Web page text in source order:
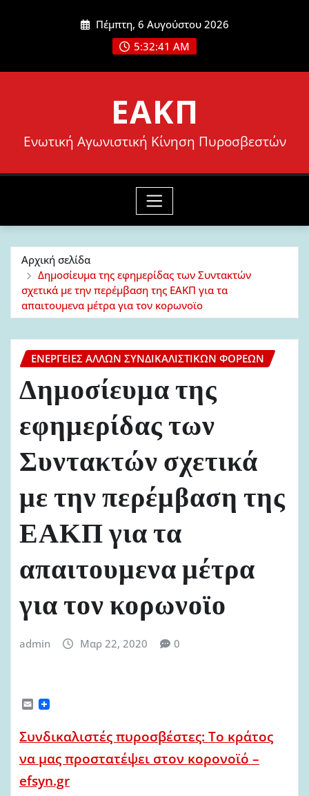
Πέμπτη, 6 Αυγούστου 2026
5:32:43 AM
ΕΑΚΠ
Ενωτική Αγωνιστική Κίνηση Πυροσβεστών
Αρχική σελίδα
Δημοσίευμα της εφημερίδας των Συντακτών
σχετικά με την περέμβαση της ΕΑΚΠ για τα
απαιτουμενα μέτρα για τον κορωνοϊο
ΕΝΈΡΓΕΙΕΣ ΆΛΛΩΝ ΣΥΝΔΙΚΑΛΙΣΤΙΚΏΝ ΦΟΡΈΩΝ
Δημοσίευμα της
εφημερίδας των
Συντακτών σχετικά
με την περέμβαση της
ΕΑΚΠ για τα
απαιτουμενα μέτρα
για τον κορωνοϊο
admin Μαρ 22, 2020 0
E
m
i
l
Συνδικαλιστές πυροσβέστες: Το κράτος
να μας προστατέψει στον κορονοϊό –
efsyn.gr